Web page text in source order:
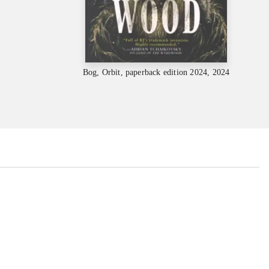
Bog, Orbit, paperback edition 2024, 2024